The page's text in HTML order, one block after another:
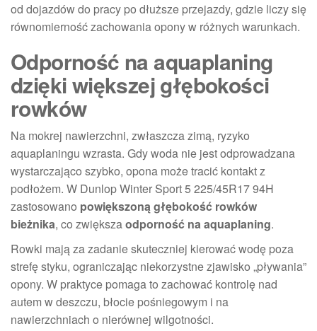
od dojazdów do pracy po dłuższe przejazdy, gdzie liczy się
równomierność zachowania opony w różnych warunkach.
Odporność na aquaplaning
dzięki większej głębokości
rowków
Na mokrej nawierzchni, zwłaszcza zimą, ryzyko
aquaplaningu wzrasta. Gdy woda nie jest odprowadzana
wystarczająco szybko, opona może tracić kontakt z
podłożem. W Dunlop Winter Sport 5 225/45R17 94H
zastosowano powiększoną głębokość rowków
bieżnika, co zwiększaodporność na aquaplaning.
Rowki mają za zadanie skuteczniej kierować wodę poza
strefę styku, ograniczając niekorzystne zjawisko „pływania”
opony. W praktyce pomaga to zachować kontrolę nad
autem w deszczu, błocie pośniegowym i na
nawierzchniach o nierównej wilgotności.